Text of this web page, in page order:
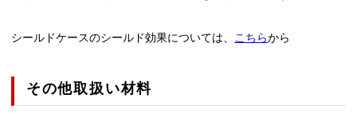
シールドケースのシールド効果については、 こちらから
その他取扱い材料